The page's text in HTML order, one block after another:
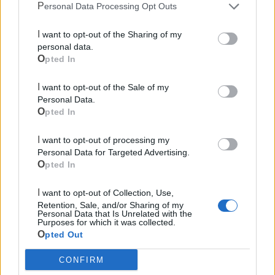
Personal Data Processing Opt Outs
personal data.
Opted In
Personal Data.
Opted In
Personal Data for Targeted Advertising.
Opted In
Retention, Sale, and/or Sharing of my
Personal Data that Is Unrelated with the
Purposes for which it was collected.
Opted Out
CONFIRM
Mondo CIA
Cia Agricoltori Italiani | Puglia - Area Due